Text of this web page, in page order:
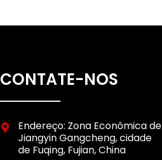
CONTATE-NOS
Endereço: Zona Econômica de
Jiangyin Gangcheng, cidade
de Fuqing, Fujian, China